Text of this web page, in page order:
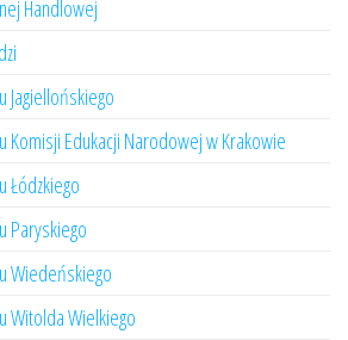
Handlowej
Jagiellońskiego
Komisji Edukacji Narodowej w Krakowie
Łódzkiego
Paryskiego
Wiedeńskiego
Witolda Wielkiego